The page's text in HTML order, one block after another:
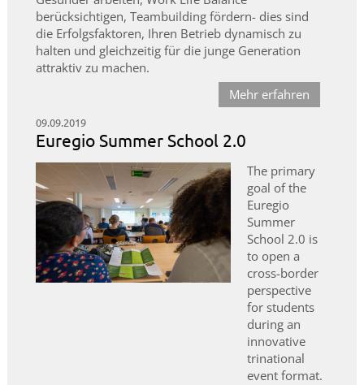
berücksichtigen, Teambuilding fördern- dies sind
die Erfolgsfaktoren, Ihren Betrieb dynamisch zu
halten und gleichzeitig für die junge Generation
attraktiv zu machen.
Mehr erfahren
09.09.2019
Euregio Summer School 2.0
The primary
goal of the
Euregio
Summer
School 2.0 is
to open a
cross-border
perspective
for students
during an
innovative
trinational
event format.